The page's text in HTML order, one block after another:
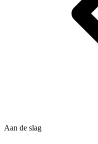
Aan de slag